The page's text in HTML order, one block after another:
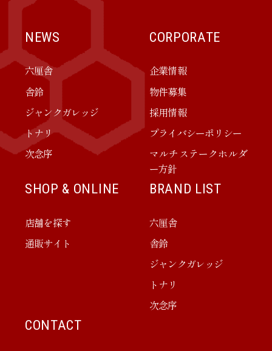
NEWS
六厘舎
舎鈴
ジャンクガレッジ
トナリ
次念序
CORPORATE
企業情報
物件募集
採用情報
プライバシーポリシー
マルチステークホルダ
ー方針
SHOP & ONLINE
店舗を探す
通販サイト
BRAND LIST
六厘舎
舎鈴
ジャンクガレッジ
トナリ
次念序
CONTACT